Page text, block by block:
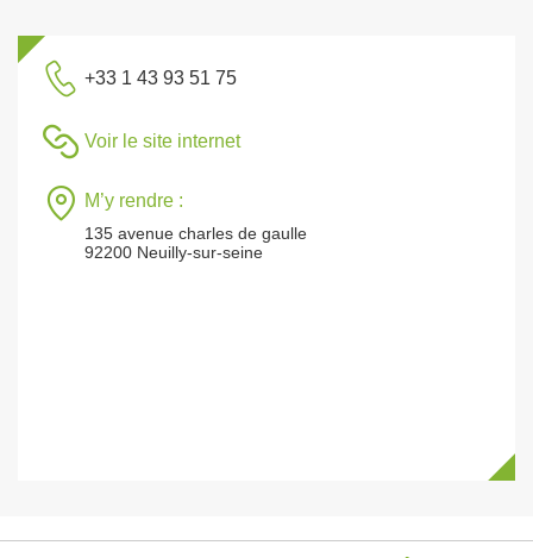
+33 1 43 93 51 75
Voir le site internet
M’y rendre :
135 avenue charles de gaulle
92200 Neuilly-sur-seine